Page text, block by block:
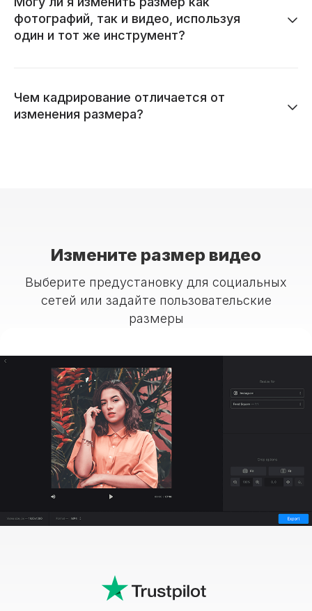
фотографий, так и видео, используя
один и тот же инструмент?
Чем кадрирование отличается от
изменения размера?
Измените размер видео
Выберите предустановку для социальных
сетей или задайте пользовательские
размеры